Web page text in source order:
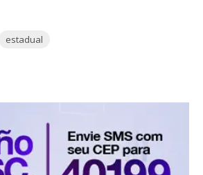
estadual